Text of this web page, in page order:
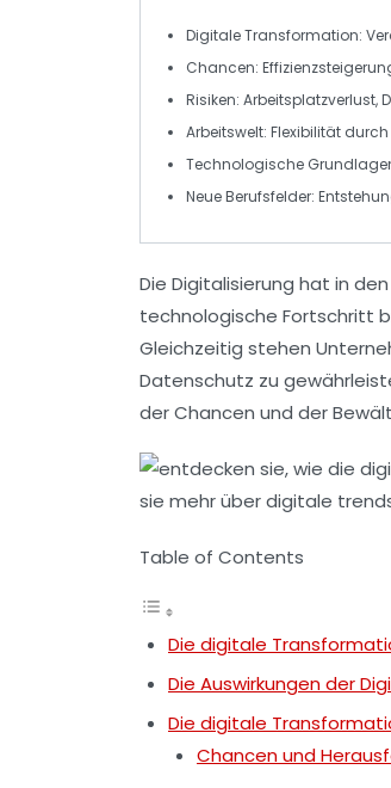
Digitale Transformation:
Chancen:
Risiken: Arbeitsplatzverlust,
Arbeitswelt: Flexibilität durch
Technologische
Neue Berufsfelder:
Die Digitalisierung hat in
technologische Fortschritt
Gleichzeitig stehen
Datenschutz zu
der Chancen und der
Table of Contents
Die digitale
Die Auswirkungen der
Die digitale
Chancen und